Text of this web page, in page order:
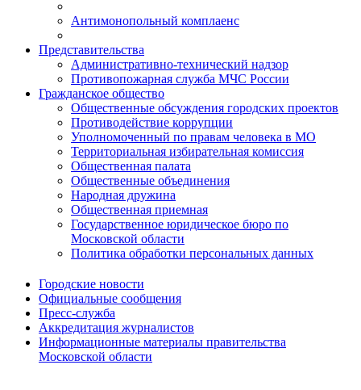
Антимонопольный комплаенс
Представительства
Административно-технический надзор
Противопожарная служба МЧС России
Гражданское общество
Общественные обсуждения городских проектов
Противодействие коррупции
Уполномоченный по правам человека в МО
Территориальная избирательная комиссия
Общественная палата
Общественные объединения
Народная дружина
Общественная приемная
Государственное юридическое бюро по
Московской области
Политика обработки персональных данных
Городские новости
Официальные сообщения
Пресс-служба
Аккредитация журналистов
Информационные материалы правительства
Московской области